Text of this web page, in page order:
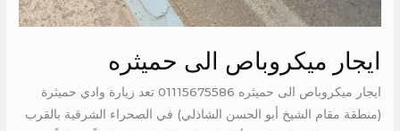
ايجار ميكروباص الى حميثره
ايجار ميكروباص الى حميثره 01115675586 تعد زيارة وادي حميثرة
(منطقة مقام الشيخ أبو الحسن الشاذلي) في الصحراء الشرقية بالقرب